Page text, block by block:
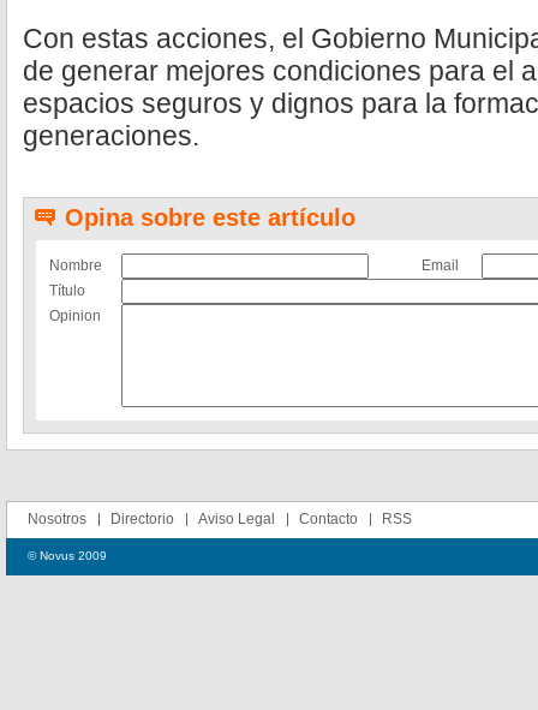
Con estas acciones, el Gobierno
de generar mejores condiciones para el
espacios seguros y dignos para la
generaciones.
Opina sobre este artículo
Nombre
Email
Título
Opinion
Nosotros Directorio Aviso Legal Contacto RSS
© Novus 2009